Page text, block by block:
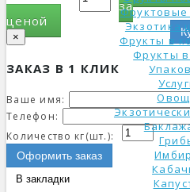
Фруктовые
Экзотика
Фрукты в
Фрукты
за
ценой
×
ЗАКАЗ В 1 КЛИК
Ваше имя:
Телефон:
Количество кг(шт.):
Оформить заказ
В закладки